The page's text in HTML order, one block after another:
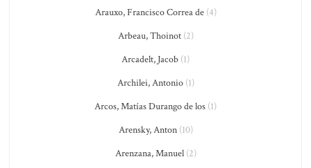
Arauxo, Francisco Correa de(4)
Arbeau, Thoinot(2)
Arcadelt, Jacob (1)
Archilei, Antonio(1)
Arcos, Matías Durango de los (1)
Arensky, Anton(10)
Arenzana, Manuel(2)